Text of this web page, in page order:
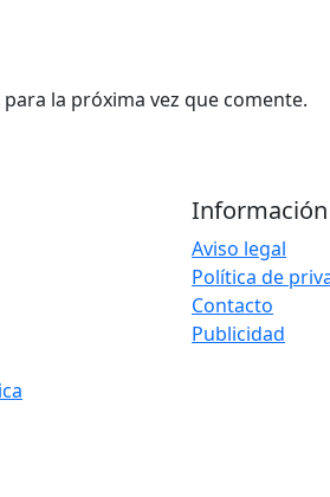
la próxima vez que comente.
Información
Aviso legal
Política de
Contacto
Publicidad